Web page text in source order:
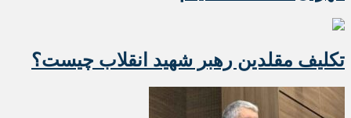
تکلیف مقلدین رهبر شهید انقلاب چیست؟